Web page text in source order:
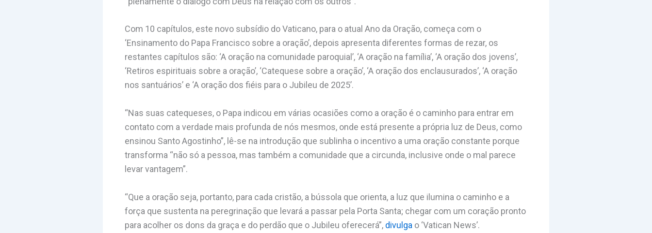
Com 10 capítulos, este novo subsídio do Vaticano, para o atual Ano da Oração, começa com o
‘Ensinamento do Papa Francisco sobre a oração’, depois apresenta diferentes formas de rezar, os
restantes capítulos são: ‘A oração na comunidade paroquial’, ‘A oração na família’, ‘A oração dos jovens’,
‘Retiros espirituais sobre a oração’, ‘Catequese sobre a oração’, ‘A oração dos enclausurados’, ‘A oração
nos santuários’ e ‘A oração dos fiéis para o Jubileu de 2025’.
“Nas suas catequeses, o Papa indicou em várias ocasiões como a oração é o caminho para entrar em
contato com a verdade mais profunda de nós mesmos, onde está presente a própria luz de Deus, como
ensinou Santo Agostinho”, lê-se na introdução que sublinha o incentivo a uma oração constante porque
transforma “não só a pessoa, mas também a comunidade que a circunda, inclusive onde o mal parece
levar vantagem”.
“Que a oração seja, portanto, para cada cristão, a bússola que orienta, a luz que ilumina o caminho e a
força que sustenta na peregrinação que levará a passar pela Porta Santa; chegar com um coração pronto
para acolher os dons da graça e do perdão que o Jubileu oferecerá”, divulga o ‘Vatican News’.